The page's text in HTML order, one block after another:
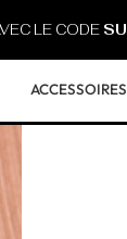
SUMMER10
ACCESSOIRES